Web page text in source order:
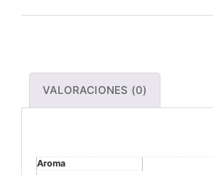
VALORACIONES (0)
Aroma